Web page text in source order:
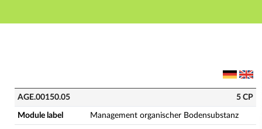
Main navigation
AGE.00150.05 - Management organischer
AGE.00150.05 5 CP
Module label Management organischer Bodensubstanz